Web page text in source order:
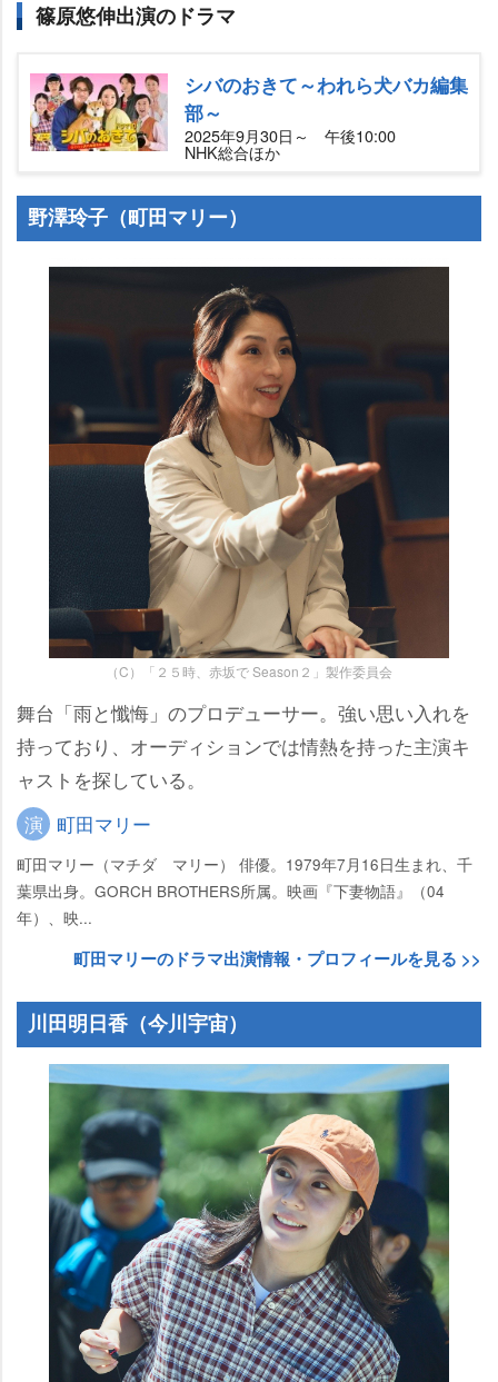
篠原悠伸出演のドラマ
シバのおきて～われら犬バカ編集
部～
2025年9月30日～ 午後10:00
NHK総合ほか
野澤玲子（町田マリー）
（C）「２５時、赤坂で Season２」製作委員会
舞台「雨と懺悔」のプロデューサー。強い思い入れを
持っており、オーディションでは情熱を持った主演キ
ャストを探している。
演 町田マリー
町田マリー（マチダ マリー） 俳優。1979年7月16日生まれ、千
葉県出身。GORCH BROTHERS所属。映画『下妻物語』（04
年）、映...
町田マリーのドラマ出演情報・プロフィールを見る >>
川田明日香（今川宇宙）